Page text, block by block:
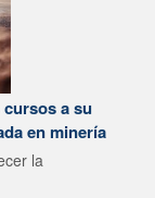
cursos a su
en minería
la